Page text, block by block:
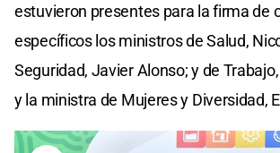
estuvieron presentes para la firma de
específicos los ministros de Salud,
Seguridad, Javier Alonso; y de
y la ministra de Mujeres y Diversidad,